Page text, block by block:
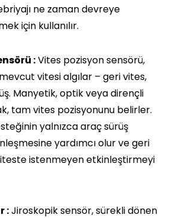
ne zaman devreye
için kullanılır.
:Vites pozisyon sensörü,
vitesi algılar – geri vites,
Manyetik, optik veya dirençli
tam vites pozisyonunu belirler.
yalnızca araç sürüş
yardımcı olur ve geri
istenmeyen etkinleştirmeyi
:Jiroskopik sensör, sürekli dönen